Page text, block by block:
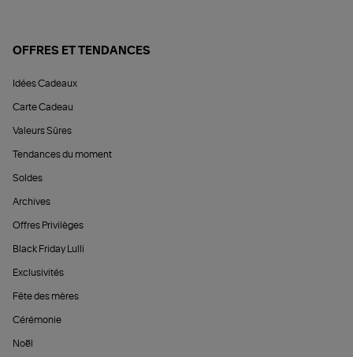
OFFRES ET TENDANCES
Idées Cadeaux
Carte Cadeau
Valeurs Sûres
Tendances du moment
Soldes
Archives
Offres Privilèges
Black Friday Lulli
Exclusivités
Fête des mères
Cérémonie
Noël